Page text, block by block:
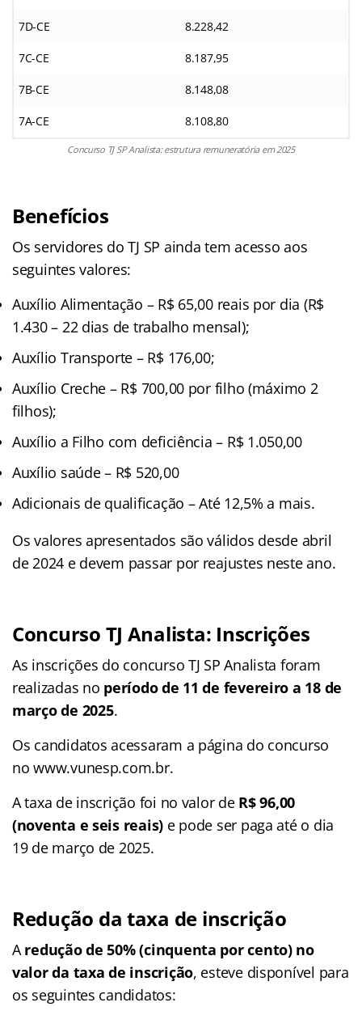
7D-CE 8.228,42
7C-CE 8.187,95
7B-CE 8.148,08
7A-CE 8.108,80
Concurso TJ SP Analista: estrutura remuneratória em 2025
Benefícios
Os servidores do TJ SP ainda tem acesso aos
seguintes valores:
Auxílio Alimentação – R$ 65,00 reais por dia (R$
1.430 – 22 dias de trabalho mensal);
Auxílio Transporte – R$ 176,00;
Auxílio Creche – R$ 700,00 por filho (máximo 2
filhos);
Auxílio a Filho com deficiência – R$ 1.050,00
Auxílio saúde – R$ 520,00
Adicionais de qualificação – Até 12,5% a mais.
Os valores apresentados são válidos desde abril
de 2024 e devem passar por reajustes neste ano.
Concurso TJ Analista: Inscrições
As inscrições do concurso TJ SP Analista foram
realizadas no período de 11 de fevereiro a 18 de
março de 2025.
Os candidatos acessaram a página do concurso
no www.vunesp.com.br.
A taxa de inscrição foi no valor de R$ 96,00
(noventa e seis reais) e pode ser paga até o dia
19 de março de 2025.
Redução da taxa de inscrição
A redução de 50% (cinquenta por cento) no
valor da taxa de inscrição, esteve disponível para
os seguintes candidatos: